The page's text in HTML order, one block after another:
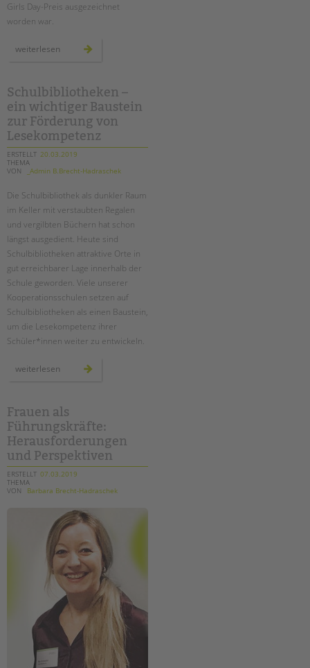
Girls Day-Preis ausgezeichnet
worden war.
weiterlesen
bei
der
kanzlerin
Schulbibliotheken –
ein wichtiger Baustein
zur Förderung von
Lesekompetenz
ERSTELLT 20.03.2019
THEMA
VON
_Admin B.Brecht-Hadraschek
Die Schulbibliothek als dunkler Raum
im Keller mit verstaubten Regalen
und vergilbten Büchern hat schon
längst ausgedient. Heute sind
Schulbibliotheken attraktive Orte in
gut erreichbarer Lage innerhalb der
Schule geworden. Viele unserer
Kooperationsschulen setzen auf
Schulbibliotheken als einen Baustein,
um die Lesekompetenz ihrer
Schüler*innen weiter zu entwickeln.
weiterlesen schulbibliotheken
zur
förderung
von
lesekompetenz
Frauen als
Führungskräfte:
Herausforderungen
und Perspektiven
ERSTELLT 07.03.2019
THEMA
VON
Barbara Brecht-Hadraschek